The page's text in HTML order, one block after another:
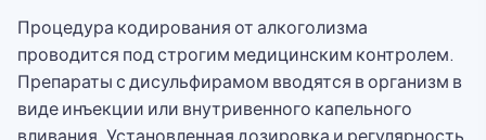
Процедура кодирования от алкоголизма
проводится под строгим медицинским контролем.
Препараты с дисульфирамом вводятся в организм в
виде инъекции или внутривенного капельного
вливания. Установленная дозировка и регулярность